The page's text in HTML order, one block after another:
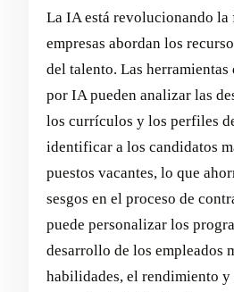
La IA está revolucionando la
empresas abordan los
del talento. Las
por IA pueden analizar las
los currículos y los perfiles
identificar a los candidatos
puestos vacantes, lo que
sesgos en el proceso de
puede personalizar los
desarrollo de los empleados
habilidades, el rendimiento y